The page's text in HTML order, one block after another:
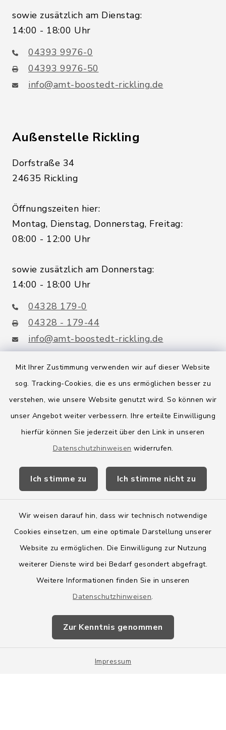
Mit Ihrer Zustimmung verwenden wir auf dieser Website
sog. Tracking-Cookies, die es uns ermöglichen besser zu
verstehen, wie unsere Website genutzt wird. So können wir
unser Angebot weiter verbessern. Ihre erteilte Einwilligung
hierfür können Sie jederzeit über den Link in unseren
Datenschutzhinweisen widerrufen.
Ich stimme zu Ich stimme nicht zu
Wir weisen darauf hin, dass wir technisch notwendige
Cookies einsetzen, um eine optimale Darstellung unserer
Website zu ermöglichen. Die Einwilligung zur Nutzung
weiterer Dienste wird bei Bedarf gesondert abgefragt.
Weitere Informationen finden Sie in unseren
Datenschutzhinweisen.
Zur Kenntnis genommen
Impressum
sowie zusätzlich am Dienstag:
14:00 - 18:00 Uhr
04393 9976-0
04393 9976-50
info@amt-boostedt-rickling.de
Außenstelle Rickling
Dorfstraße 34
24635 Rickling
Öffnungszeiten hier:
Montag, Dienstag, Donnerstag, Freitag:
08:00 - 12:00 Uhr
sowie zusätzlich am Donnerstag:
14:00 - 18:00 Uhr
04328 179-0
04328 - 179-44
info@amt-boostedt-rickling.de
Quicklinks
Amt Boostedt-Rickling
Amtsbroschüre
Wege-Zweckverband
Barrierefreiheit
Impressum
Sitemap